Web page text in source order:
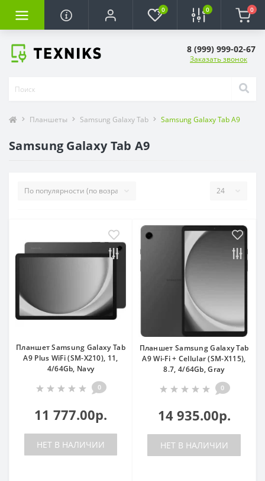
0 0 0
8 (999) 999-02-67
Заказать звонок
Планшеты Samsung Galaxy Tab Samsung Galaxy Tab A9
Samsung Galaxy Tab A9
Планшет Samsung Galaxy Tab
A9 Plus WiFi (SM-X210), 11,
4/64Gb, Navy
0
11 777.00р.
НЕТ В НАЛИЧИИ
Планшет Samsung Galaxy Tab
A9 Wi-Fi + Cellular (SM-X115),
8.7, 4/64Gb, Gray
0
14 935.00р.
НЕТ В НАЛИЧИИ